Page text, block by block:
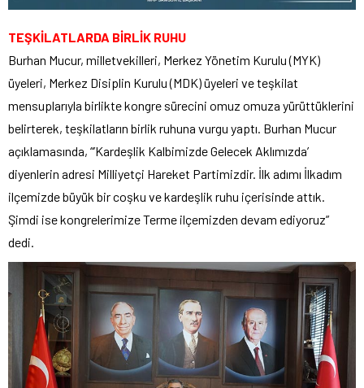
TEŞKİLATLARDA BİRLİK RUHU
Burhan Mucur, milletvekilleri, Merkez Yönetim Kurulu (MYK)
üyeleri, Merkez Disiplin Kurulu (MDK) üyeleri ve teşkilat
mensuplarıyla birlikte kongre sürecini omuz omuza yürüttüklerini
belirterek, teşkilatların birlik ruhuna vurgu yaptı. Burhan Mucur
açıklamasında, “’Kardeşlik Kalbimizde Gelecek Aklımızda’
diyenlerin adresi Milliyetçi Hareket Partimizdir. İlk adımı İlkadım
ilçemizde büyük bir coşku ve kardeşlik ruhu içerisinde attık.
Şimdi ise kongrelerimize Terme ilçemizden devam ediyoruz”
dedi.